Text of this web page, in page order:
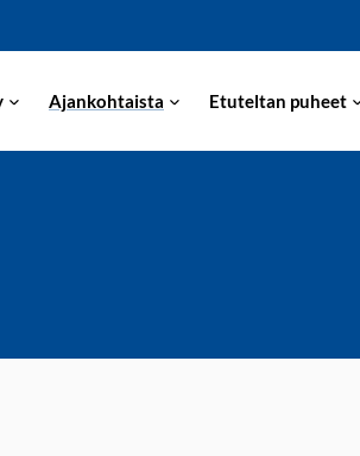
Ajankohtaista Etuteltan puheet